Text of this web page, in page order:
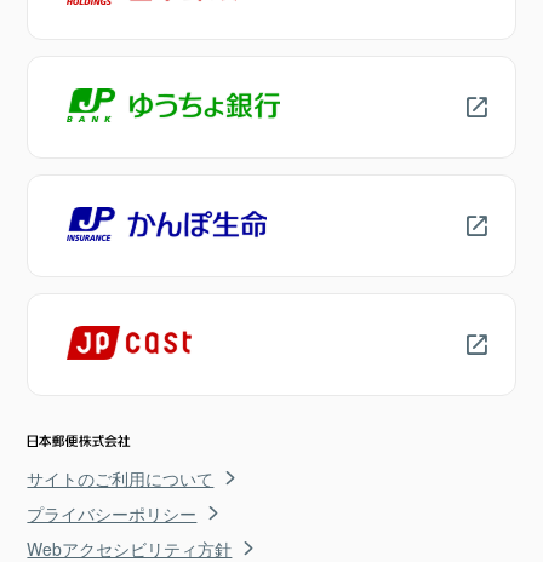
サイトのご利用について
プライバシーポリシー
Webアクセシビリティ方針